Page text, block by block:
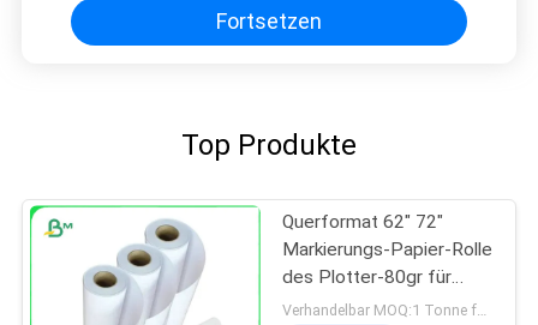
Fortsetzen
Top Produkte
Querformat 62" 72"
Markierungs-Papier-Rolle
des Plotter-80gr für
Kleiderausschnitt